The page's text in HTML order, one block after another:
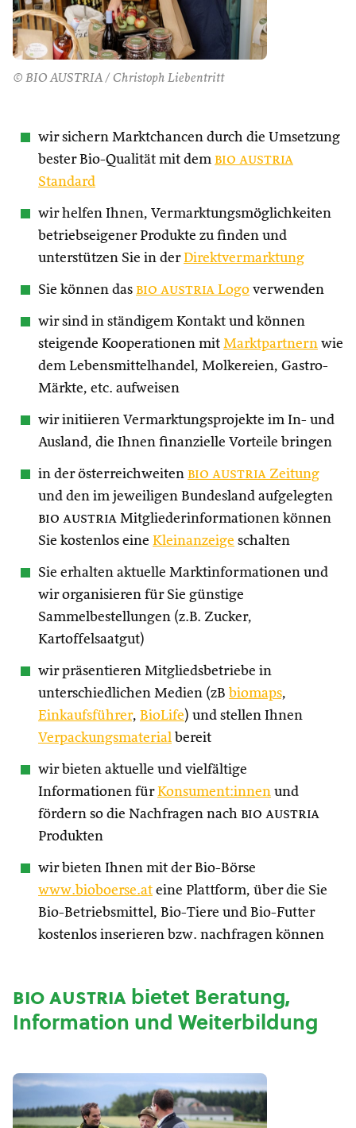
© BIO AUSTRIA / Christoph Liebentritt
wir sichern Marktchancen durch die Umsetzung
bester Bio-Qualität mit dem bio austria
Standard
wir helfen Ihnen, Vermarktungsmöglichkeiten
betriebseigener Produkte zu finden und
unterstützen Sie in derDirektvermarktung
Sie können das bio austria Logo verwenden
wir sind in ständigem Kontakt und können
steigende Kooperationen mit Marktpartnern wie
dem Lebensmittelhandel, Molkereien, Gastro-
Märkte, etc. aufweisen
wir initiieren Vermarktungsprojekte im In- und
Ausland, die Ihnen finanzielle Vorteile bringen
in der österreichweiten bio austria Zeitung
und den im jeweiligen Bundesland aufgelegten
bio austria Mitgliederinformationen können
Sie kostenlos eine Kleinanzeige schalten
Sie erhalten aktuelle Marktinformationen und
wir organisieren für Sie günstige
Sammelbestellungen (z.B. Zucker,
Kartoffelsaatgut)
wir präsentieren Mitgliedsbetriebe in
unterschiedlichen Medien (zB biomaps,
Einkaufsführer, BioLife) und stellen Ihnen
Verpackungsmaterial bereit
wir bieten aktuelle und vielfältige
Informationen fürKonsument:innen und
fördern so die Nachfragen nach bio austria
Produkten
wir bieten Ihnen mit der Bio-Börse
www.bioboerse.at eine Plattform, über die Sie
Bio-Betriebsmittel, Bio-Tiere und Bio-Futter
kostenlos inserieren bzw. nachfragen können
bio austriabietet Beratung,
Information und Weiterbildung